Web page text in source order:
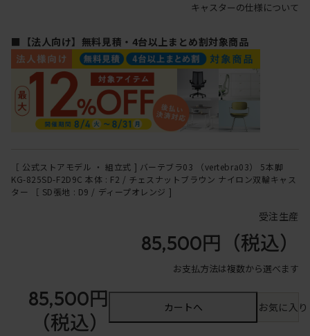
キャスターの仕様について
■【法人向け】無料見積・4台以上まとめ割対象商品
［ 公式ストアモデル ・ 組立式 ] バーテブラ03 （vertebra03） 5本脚
KG-825SD-F2D9C 本体 : F2 / チェスナットブラウン ナイロン双輪キャス
ター ［ SD張地 : D9 / ディープオレンジ ]
受注生産
85,500円 （税込）
お支払方法は複数から選べます
85,500円
（税込）
カートへ お気に入